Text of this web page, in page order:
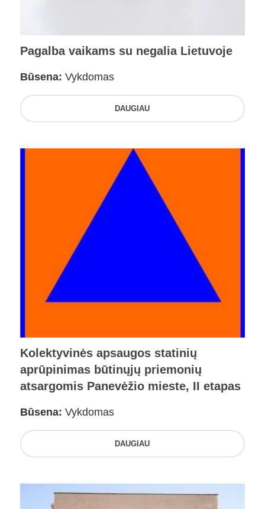
Pagalba vaikams su negalia Lietuvoje
Būsena: Vykdomas
DAUGIAU
Kolektyvinės apsaugos statinių
aprūpinimas būtinųjų priemonių
atsargomis Panevėžio mieste, II etapas
Būsena: Vykdomas
DAUGIAU